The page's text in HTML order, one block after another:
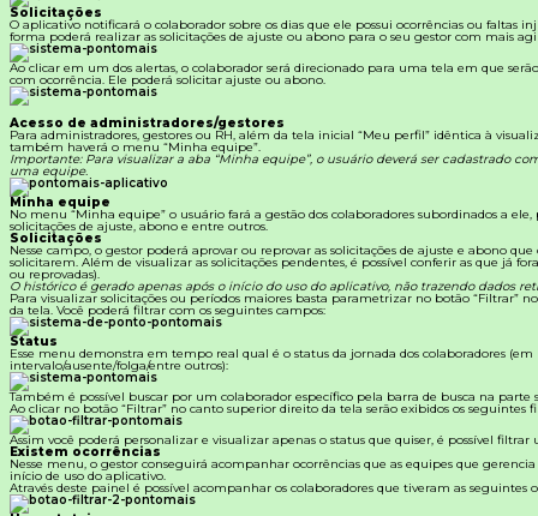
Solicitações
O aplicativo notificará o colaborador sobre os dias que ele possui ocorrências ou faltas
forma poderá realizar as solicitações de ajuste ou abono para o seu gestor com mais
Ao clicar em um dos alertas, o colaborador será direcionado para uma tela em que
com ocorrência. Ele poderá solicitar ajuste ou abono.
Acesso de administradores/gestores
Para administradores, gestores ou RH, além da tela inicial “Meu perfil” idêntica à
também haverá o menu “Minha equipe”.
Importante: Para visualizar a aba “Minha equipe”, o usuário deverá ser cadastrado
uma equipe.
Minha equipe
No menu “Minha equipe” o usuário fará a gestão dos colaboradores subordinados a
solicitações de ajuste, abono e entre outros.
Solicitações
Nesse campo, o gestor poderá aprovar ou reprovar as solicitações de ajuste e abono que
solicitarem. Além de visualizar as solicitações pendentes, é possível conferir as que já
ou reprovadas).
O histórico é gerado apenas após o início do uso do aplicativo, não trazendo dados
Para visualizar solicitações ou períodos maiores basta parametrizar no botão “Filtrar”
da tela. Você poderá filtrar com os seguintes campos:
Status
Esse menu demonstra em tempo real qual é o status da jornada dos colaboradores (em
intervalo/ausente/folga/entre outros):
Também é possível buscar por um colaborador específico pela barra de busca na parte
Ao clicar no botão “Filtrar” no canto superior direito da tela serão exibidos os seguintes
Assim você poderá personalizar e visualizar apenas o status que quiser, é possível filtrar
Existem ocorrências
Nesse menu, o gestor conseguirá acompanhar ocorrências que as equipes que
início de uso do aplicativo.
Através deste painel é possível acompanhar os colaboradores que tiveram as seguintes